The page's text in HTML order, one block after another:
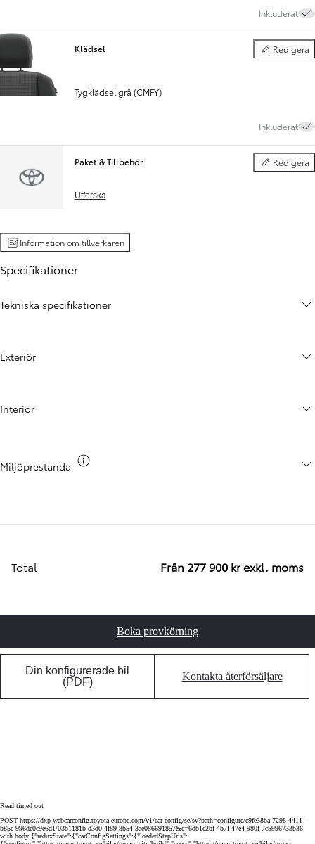
Inkluderat
Klädsel Redigera
Klädsel
Tygklädsel grå (CMFY)
Inkluderat
Paket & Tillbehör Redigera
Paket &
Utforska
Information om tillverkaren
Specifikationer
Tekniska specifikationer
Exteriör
Interiör
Miljöprestanda
Total Från 277 900 kr exkl. moms
Boka provkörning
Din konfigurerade bil
(PDF)
Kontakta återförsäljare
Read timed out
POST https://dxp-webcarconfig.toyota-europe.com/v1/car-config/se/sv?path=configure/c9fe38ba-7298-4411-
b85e-996dc0c9e6d1/03b1181b-d3d0-4f89-8b54-3ae086691857&c=6db1c2bf-4b7f-47e4-980f-7c5996733b36
with body {"reduxState":{"carConfigSettings":{"loadedStepUrls":